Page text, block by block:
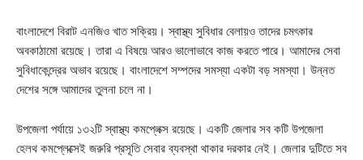
বাংলাদেশে বিরাট এনজিও খাত সক্রিয়। স্বাস্থ্য সুবিধার বেলায়ও তাদের চমৎকার
অবকাঠামো রয়েছে। তারা এ বিষয়ে আরও ভালোভাবে কাজ করতে পারে। আমাদের সেবা
সুবিধাকেন্দ্রের অভাব রয়েছে। বাংলাদেশে সম্পদের সমস্যা একটা বড় সমস্যা। উন্নত
দেশের সঙ্গে আমাদের তুলনা চলে না।
উপজেলা পর্যায়ে ১৩২টি স্বাস্থ্য কমপ্লেক্স রয়েছে। একটি জেলার সব কটি উপজেলা
হেলথ কমপ্লেক্সেই জরুরি প্রসূতি সেবার ব্যবস্থা থাকার দরকার নেই। জেলার দুটিতে সব